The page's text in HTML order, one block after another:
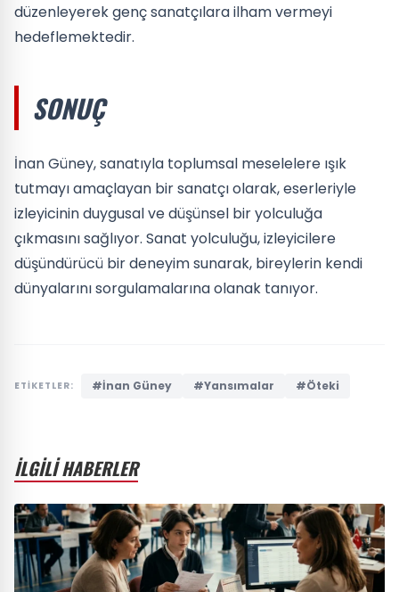
düzenleyerek genç sanatçılara ilham vermeyi
hedeflemektedir.
SONUÇ
İnan Güney, sanatıyla toplumsal meselelere ışık
tutmayı amaçlayan bir sanatçı olarak, eserleriyle
izleyicinin duygusal ve düşünsel bir yolculuğa
çıkmasını sağlıyor. Sanat yolculuğu, izleyicilere
düşündürücü bir deneyim sunarak, bireylerin kendi
dünyalarını sorgulamalarına olanak tanıyor.
ETİKETLER: #İnan Güney #Yansımalar #Öteki
İLGİLİ HABERLER